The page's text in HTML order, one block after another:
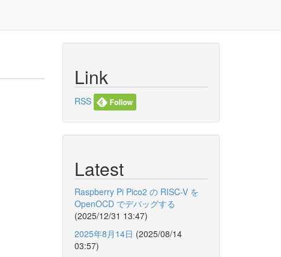
Link
RSS
Latest
Raspberry Pi Pico2 の RISC-V を
OpenOCD でデバッグする
(2025/12/31 13:47)
2025年8月14日 (2025/08/14
03:57)